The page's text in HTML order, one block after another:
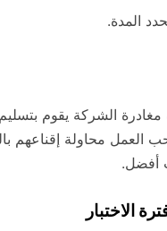
المدة.
الشركة يقوم بتسليم
العمل محاولة إقناعهم
أفضل.
الاختبار